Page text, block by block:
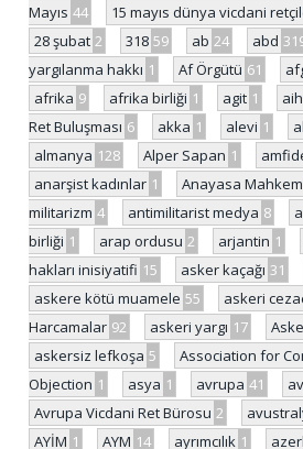
Mayıs 44 15 mayıs dünya vicdani
28 şubat 2 318 59 ab 24 abd
yargılanma hakkı 1 Af Örgütü 61
afrika 9 afrika birliği 1 agit 1
Ret Buluşması 6 akka 1 alevi 1
almanya 128 Alper Sapan 1
anarşist kadınlar 1 Anayasa
militarizm 4 antimilitarist medya 8
birliği 1 arap ordusu 2 arjantin 1
hakları inisiyatifi 15 asker kaçağı 31
askere kötü muamele 55 askeri
Harcamalar 92 askeri yargı 17
askersiz lefkoşa 5
Association for
Objection 1 asya 1 avrupa 41
Avrupa Vicdani Ret Bürosu 2
AYİM 1 AYM 14 ayrımcılık 1